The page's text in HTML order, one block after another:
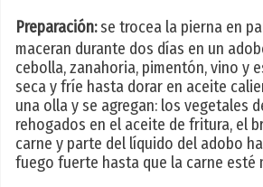
Preparación:se trocea la pierna en
maceran durante dos días en un
cebolla, zanahoria, pimentón, vino y
seca y fríe hasta dorar en aceite
una olla y se agregan: los vegetales
rehogados en el aceite de fritura, el
carne y parte del líquido del adobo
fuego fuerte hasta que la carne esté